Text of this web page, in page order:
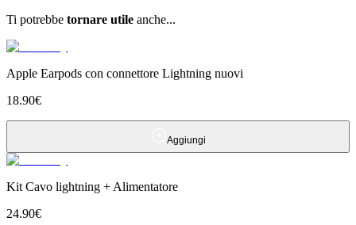
Ti potrebbe tornare utile anche...
Apple Earpods con connettore Lightning nuovi
18.90€
Aggiungi
Kit Cavo lightning + Alimentatore
24.90€